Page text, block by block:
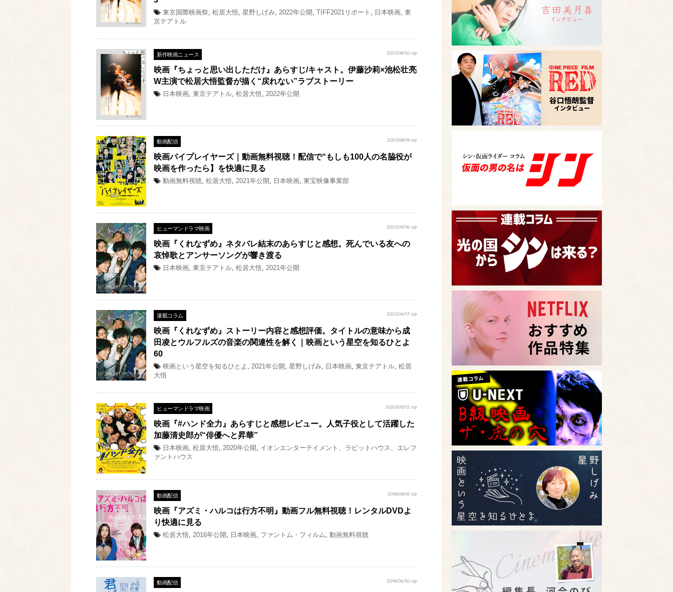
東京国際映画祭, 松居大悟, 星野しげみ, 2022年公開 , TIFF2021リポート , 日本映画, 東
京テアトル
新作映画ニュース 2021/09/10 up
映画『ちょっと思い出しただけ』あらすじ/キャスト。伊藤沙莉×池松壮亮
W主演で松居大悟監督が描く“戻れない”ラブストーリー
日本映画, 東京テアトル, 松居大悟, 2022年公開
動画配信 2021/08/19 up
映画バイプレイヤーズ｜動画無料視聴！配信で“もしも100人の名脇役が
映画を作ったら】を快適に見る
動画無料視聴, 松居大悟, 2021年公開 , 日本映画, 東宝映像事業部
ヒューマンドラマ映画 2021/05/16 up
映画『くれなずめ』ネタバレ結末のあらすじと感想。死んでいる友への
哀悼歌とアンサーソングが響き渡る
日本映画, 東京テアトル, 松居大悟, 2021年公開
連載コラム 2021/04/17 up
映画『くれなずめ』ストーリー内容と感想評価。タイトルの意味から成
田凌とウルフルズの音楽の関連性を解く｜映画という星空を知るひとよ
60
映画という星空を知るひとよ , 2021年公開 , 星野しげみ, 日本映画, 東京テアトル, 松居
大悟
ヒューマンドラマ映画 2020/05/12 up
映画『#ハンド全力』あらすじと感想レビュー。人気子役として活躍した
加藤清史郎が“俳優へと昇華”
日本映画, 松居大悟, 2020年公開 , イオンエンターテイメント、ラビットハウス、エレフ
ァントハウス
動画配信 2019/09/16 up
映画『アズミ・ハルコは行方不明』動画フル無料視聴！レンタルDVDよ
り快適に見る
松居大悟, 2016年公開 , 日本映画, ファントム・フィルム, 動画無料視聴
動画配信 2019/04/10 up